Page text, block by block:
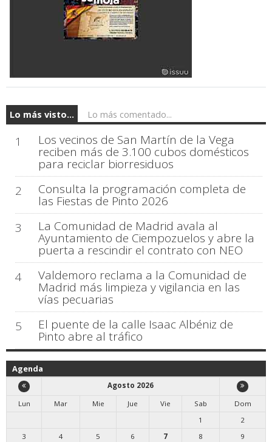
Lo más visto... Lo más comentado...
1 Los vecinos de San Martín de la Vega
reciben más de 3.100 cubos domésticos
para reciclar biorresiduos
2
Consulta la programación completa de
las Fiestas de Pinto 2026
3
La Comunidad de Madrid avala al
Ayuntamiento de Ciempozuelos y abre la
puerta a rescindir el contrato con NEO
4
Valdemoro reclama a la Comunidad de
Madrid más limpieza y vigilancia en las
vías pecuarias
5
El puente de la calle Isaac Albéniz de
Pinto abre al tráfico
Agenda
Agosto 2026
Lun
Mar Mie Jue Vie Sab
Dom
1
2
3
4 5 6 7 8
9